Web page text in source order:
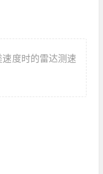
度时的雷达测速